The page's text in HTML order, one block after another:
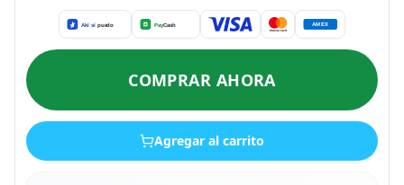
COMPRAR AHORA
Agregar al carrito